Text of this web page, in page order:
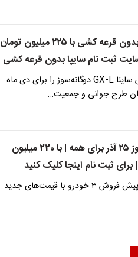
شگفتانه سایپا برای مادران | بدون قرعه کشی با ۲۲۵ میلیون تومان
گروه صنعتی سایپا شرایط فروش ساینا GX-L دوگانه‌سوز را برای دی ماه
آغاز حراج یلدایی سایپا از امروز ۲۵ آذر برای همه | با 220 میلیون
ثبت نام اینجا کلیک کنید
گروه خودروسازی سایپا شرایط پیش فروش ۳ خودرو با قیمت‌های جدید